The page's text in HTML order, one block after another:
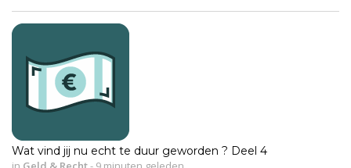
Wat vind jij nu echt te duur geworden ? Deel 4